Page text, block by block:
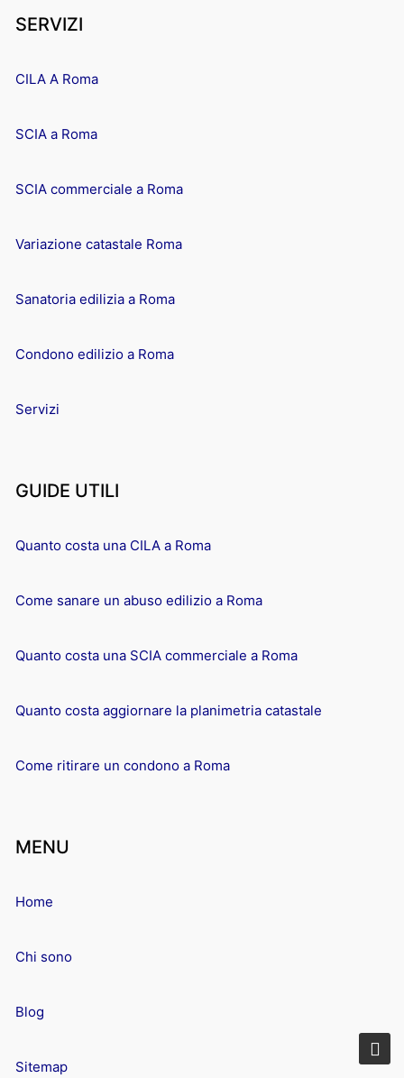
SERVIZI
CILA A Roma
SCIA a Roma
SCIA commerciale a Roma
Variazione catastale Roma
Sanatoria edilizia a Roma
Condono edilizio a Roma
Servizi
GUIDE UTILI
Quanto costa una CILA a Roma
Come sanare un abuso edilizio a Roma
Quanto costa una SCIA commerciale a Roma
Quanto costa aggiornare la planimetria catastale
Come ritirare un condono a Roma
MENU
Home
Chi sono
Blog
Sitemap